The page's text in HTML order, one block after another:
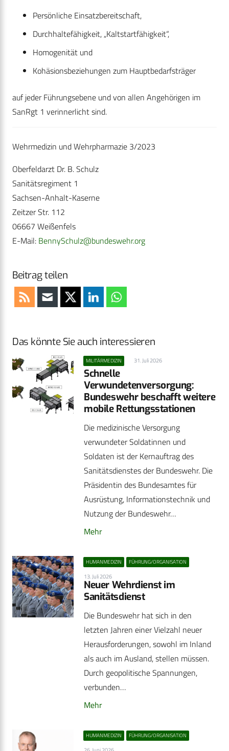
Persönliche Einsatzbereitschaft,
Durchhaltefähigkeit, „Kaltstartfähigkeit“,
Homogenität und
Kohäsionsbeziehungen zum Hauptbedarfsträger
auf jeder Führungsebene und von allen Angehörigen im
SanRgt 1 verinnerlicht sind.
Wehrmedizin und Wehrpharmazie 3/2023
Oberfeldarzt Dr. B. Schulz
Sanitätsregiment 1
Sachsen-Anhalt-Kaserne
Zeitzer Str. 112
06667 Weißenfels
E-Mail: BennySchulz@bundeswehr.org
Beitrag teilen
Das könnte Sie auch interessieren
MILITÄRMEDIZIN 31. Juli 2026
Schnelle
Verwundetenversorgung:
Bundeswehr beschafft weitere
mobile Rettungsstationen
Die medizinische Versorgung
verwundeter Soldatinnen und
Soldaten ist der Kernauftrag des
Sanitätsdienstes der Bundeswehr. Die
Präsidentin des Bundesamtes für
Ausrüstung, Informationstechnik und
Nutzung der Bundeswehr…
Mehr
HUMANMEDIZIN FÜHRUNG/ORGANISATION
13. Juli 2026
Neuer Wehrdienst im
Sanitätsdienst
Die Bundeswehr hat sich in den
letzten Jahren einer Vielzahl neuer
Herausforderungen, sowohl im Inland
als auch im Ausland, stellen müssen.
Durch geopolitische Spannungen,
verbunden…
Mehr
HUMANMEDIZIN FÜHRUNG/ORGANISATION